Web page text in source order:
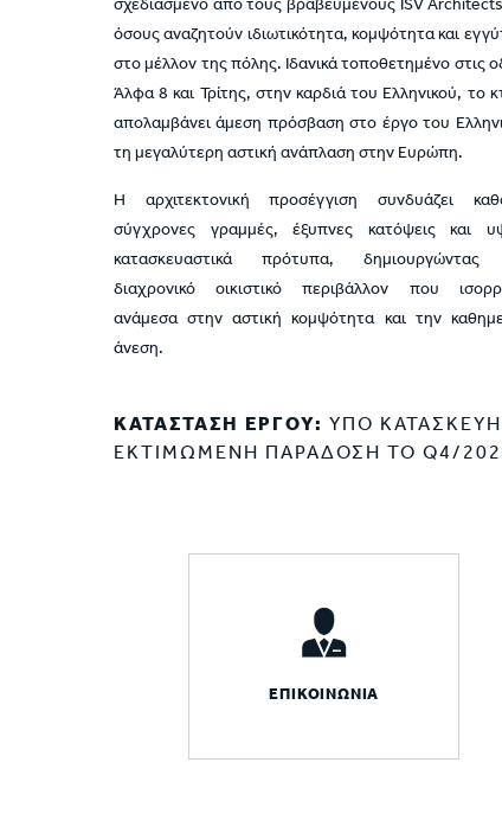
σχεδιασμένο από τους βραβευμένους ISV
όσους αναζητούν ιδιωτικότητα, κομψότητα και
στο μέλλον της πόλης. Ιδανικά τοποθετημένο στις
Άλφα 8 και Τρίτης, στην καρδιά του Ελληνικού, το
απολαμβάνει άμεση πρόσβαση στο έργο του
τη μεγαλύτερη αστική ανάπλαση στην Ευρώπη.
Η αρχιτεκτονική προσέγγιση συνδυάζει
σύγχρονες γραμμές, έξυπνες κατόψεις και
κατασκευαστικά πρότυπα, δημιουργώντας
διαχρονικό οικιστικό περιβάλλον που
ανάμεσα στην αστική κομψότητα και την
άνεση.
ΚΑΤΑΣΤΑΣΗ ΕΡΓΟΥ: ΥΠΟ ΚΑΤΑΣΚΕΥΗ
ΕΚΤΙΜΩΜΕΝΗ ΠΑΡΑΔΟΣΗ ΤΟ Q4/
ΕΠΙΚΟΙΝΩΝIΑ